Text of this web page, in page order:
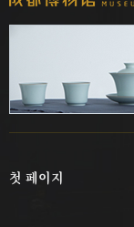
첫 페이지